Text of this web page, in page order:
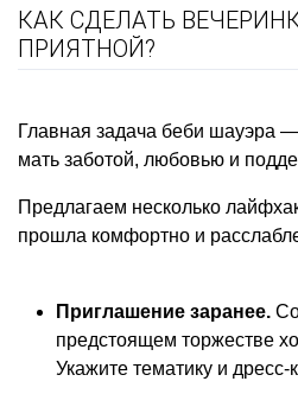
КАК СДЕЛАТЬ
ПРИЯТНОЙ?
Главная задача беби шауэра
мать заботой, любовью и
Предлагаем несколько
прошла комфортно и
Приглашение заранее.
предстоящем торжестве
Укажите тематику и дресс-